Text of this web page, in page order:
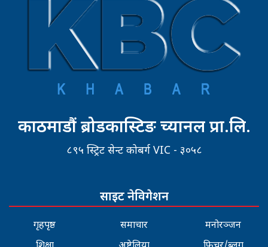
काठमाडौं ब्रोडकास्टिङ च्यानल प्रा.लि.
८९५ स्ट्रिट सेन्ट कोबर्ग VIC - ३०५८
साइट नेविगेशन
गृहपृष्ठ
समाचार
मनोरञ्जन